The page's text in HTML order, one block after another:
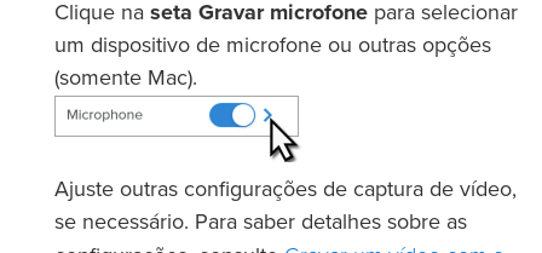
Clique na seta Gravar microfone para selecionar
um dispositivo de microfone ou outras opções
(somente Mac).
Ajuste outras configurações de captura de vídeo,
se necessário. Para saber detalhes sobre as